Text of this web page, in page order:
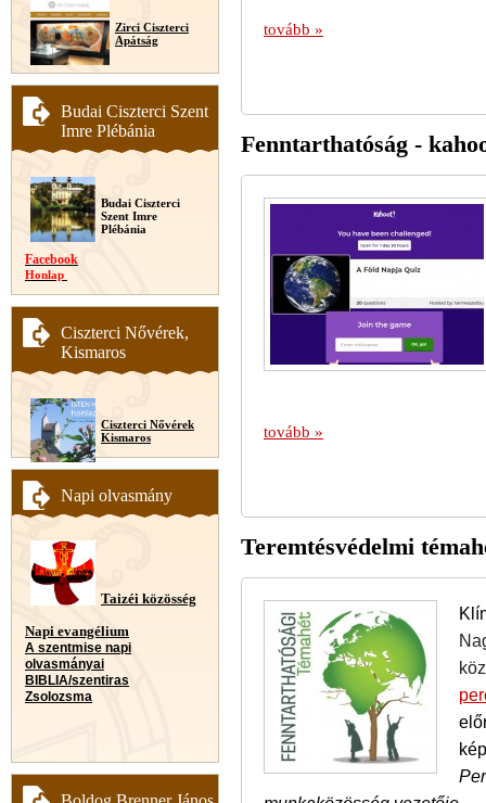
Zirci Ciszterci
Apátság
Budai Ciszterci Szent
Imre Plébánia
Budai Ciszterci
Szent Imre
Plébánia
Facebook
Honlap
Ciszterci Nővérek,
Kismaros
Ciszterci Nővérek
Kismaros
Napi olvasmány
Taizéi közösség
Napi evangélium
A szentmise napi
olvasmányai
BIBLIA/szentiras
Zsolozsma
tovább »
Fenntarthatóság -
tovább »
Teremtésvédelmi